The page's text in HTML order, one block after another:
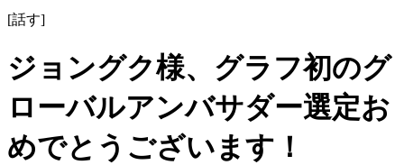
[話す]
ジョングク様、グラフ初のグ
ローバルアンバサダー選定お
めでとうございます！